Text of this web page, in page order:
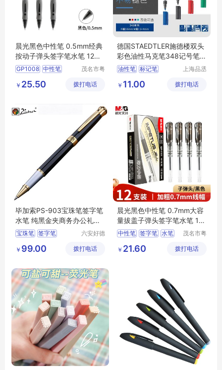
晨光黑色中性笔 0.5mm经典
按动子弹头签字笔水笔 12支/
盒GP1008
GP1008 中性笔
茂名市粤
限公司
￥ 25.50 拨打电话
德国STAEDTLER施德楼双头
彩色油性马克笔348记号笔工
厂实验室用
油性笔 标记笔
上海品丞
公司
￥ 11.00 拨打电话
毕加索PS-903宝珠笔签字笔
水笔 纯黑金夹商务办公礼品
笔
宝珠笔 签字笔
六安好德
公司
￥ 99.00 拨打电话
晨光黑色中性笔 0.7mm大容
量拔盖子弹头签字笔水笔 12
支/盒GP1111
中性笔 签字笔 水笔
茂名市粤
限公司
￥ 21.60 拨打电话